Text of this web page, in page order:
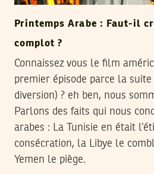
Printemps Arabe : Faut-il
complot ?
Connaissez vous le film
premier épisode parce la suite
diversion) ? eh ben, nous
Parlons des faits qui nous
arabes : La Tunisie en était
consécration, la Libye le
Yemen le piège.